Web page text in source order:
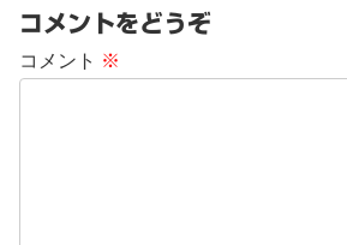
コメントをどうぞ
コメント ※